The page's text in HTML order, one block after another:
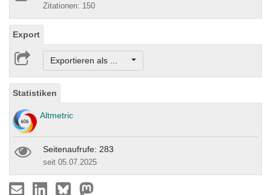
Zitationen: 150
Export
Exportieren als ...
Statistiken
Altmetric
Seitenaufrufe: 283
seit 05.07.2025